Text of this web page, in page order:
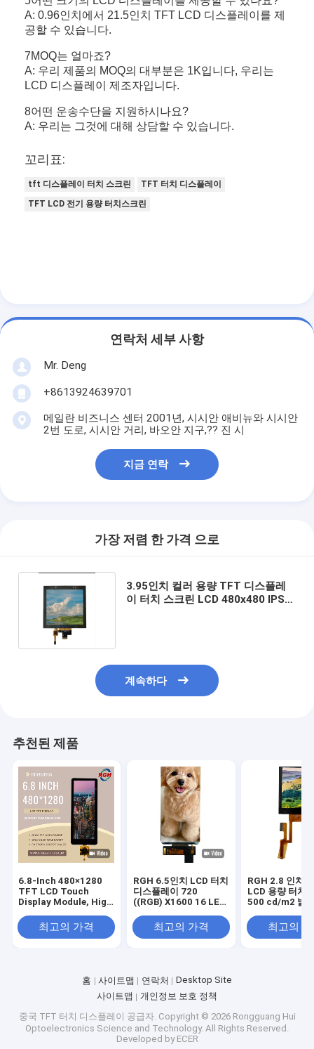
A: 0.96인치에서 21.5인치 TFT LCD 디스플레이를 제
공할 수 있습니다.
7MOQ는 얼마죠?
A: 우리 제품의 MOQ의 대부분은 1K입니다, 우리는
LCD 디스플레이 제조자입니다.
8어떤 운송수단을 지원하시나요?
A: 우리는 그것에 대해 상담할 수 있습니다.
꼬리표:
tft 디스플레이 터치 스크린
TFT 터치 디스플레이
TFT LCD 전기 용량 터치스크린
연락처 세부 사항
Mr. Deng
+8613924639701
메일란 비즈니스 센터 2001년, 시시안 애비뉴와 시시안
2번 도로, 시시안 거리, 바오안 지구,?? 진 시
지금 연락
가장 저렴 한 가격 으로
3.95인치 컬러 용량 TFT 디스플레
이 터치 스크린 LCD 480x480 IPS
계속하다
추천된 제품
6.8-Inch 480×1280
TFT LCD Touch
Display Module, High
650cd/m², Wide
Viewing Angle ,
최고의 가격
RGH 6.5인치 LCD 터치
디스플레이 720
((RGB) X1600 16 LED
최고의 가격
RGH 2.8 인치
LCD 용량 터치
500 cd/m2 밝
최고의
홈 사이트맵 연락처
Desktop Site
사이트맵
개인정보 보호 정책
중국 TFT 터치 디스플레이 공급자. Copyright © 2026 Rongguang Hui
Optoelectronics Science and Technology. All Rights Reserved.
Developed by ECER